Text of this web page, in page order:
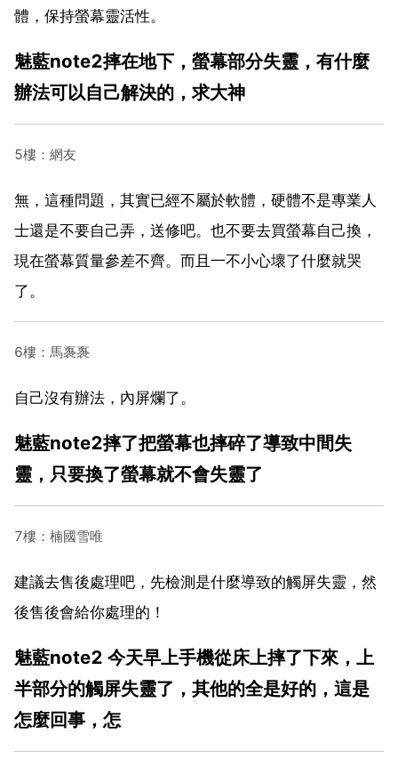
體，保持螢幕靈活性。
魅藍note2摔在地下，螢幕部分失靈，有什麼
辦法可以自己解決的，求大神
5樓：網友
無，這種問題，其實已經不屬於軟體，硬體不是專業人
士還是不要自己弄，送修吧。也不要去買螢幕自己換，
現在螢幕質量參差不齊。而且一不小心壞了什麼就哭
了。
6樓：馬褢褢
自己沒有辦法，內屏爛了。
魅藍note2摔了把螢幕也摔碎了導致中間失
靈，只要換了螢幕就不會失靈了
7樓：楠國雪唯
建議去售後處理吧，先檢測是什麼導致的觸屏失靈，然
後售後會給你處理的！
魅藍note2 今天早上手機從床上摔了下來，上
半部分的觸屏失靈了，其他的全是好的，這是
怎麼回事，怎